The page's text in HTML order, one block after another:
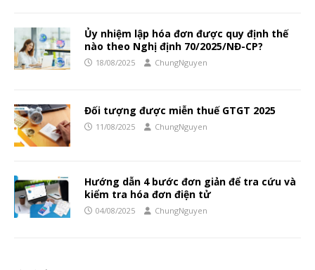
Ủy nhiệm lập hóa đơn được quy định thế
nào theo Nghị định 70/2025/NĐ-CP?
18/08/2025 ChungNguyen
Đối tượng được miễn thuế GTGT 2025
11/08/2025 ChungNguyen
Hướng dẫn 4 bước đơn giản để tra cứu và
kiểm tra hóa đơn điện tử
04/08/2025 ChungNguyen